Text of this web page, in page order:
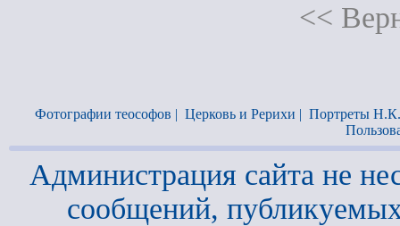
<<
Фотографии теософов | Церковь и Рерихи | Портреты
Администрация сайта не
сообщений,